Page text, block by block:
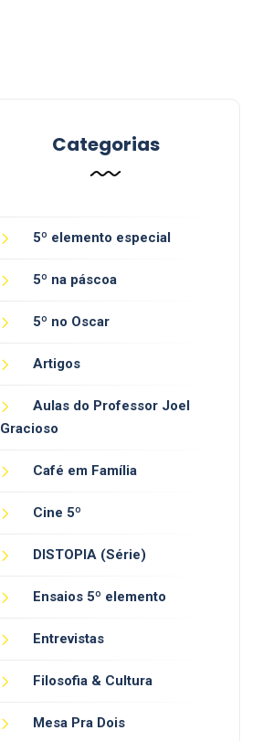
Categorias
5º elemento especial
5º na páscoa
5º no Oscar
Artigos
Aulas do Professor Joel
Gracioso
Café em Família
Cine 5º
DISTOPIA (Série)
Ensaios 5º elemento
Entrevistas
Filosofia & Cultura
Mesa Pra Dois